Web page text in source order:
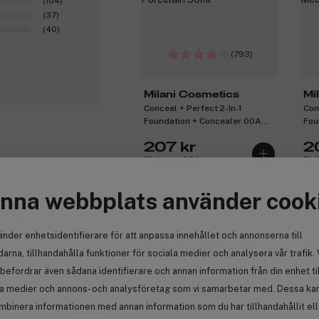
webbplats använder
enhetsidentifierare för att anpassa innehållet och annonserna till
tillhandahålla funktioner för sociala medier och analysera vår trafik.
även sådana identifierare och annan information från din enhet
medier och annons- och analysföretag som vi samarbetar med. Dessa
informationen med annan information som du har tillhandahållit
(793)
Milani Cosmetics
Conceal + Perfect 2-In-1
Foundation + Concealer 00A
207 kr
Tidigare 259 kr
-20% -
(37)
(40)
Porcelain
Anmäl